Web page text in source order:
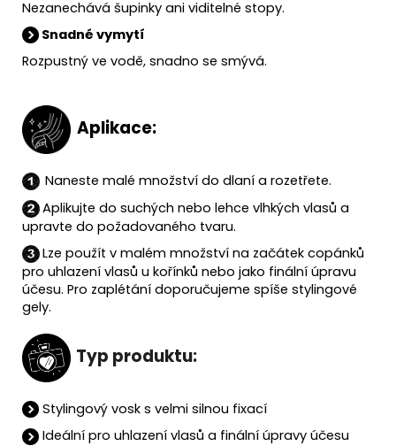
Nezanechává šupinky ani viditelné stopy.
Snadné vymytí
Rozpustný ve vodě, snadno se smývá.
Aplikace:
Naneste malé množství do dlaní a rozetřete.
Aplikujte do suchých nebo lehce vlhkých vlasů a
upravte do požadovaného tvaru.
Lze použít v malém množství na začátek copánků
pro uhlazení vlasů u kořínků nebo jako finální úpravu
účesu. Pro zaplétání doporučujeme spíše stylingové
gely.
Typ produktu:
Stylingový vosk s velmi silnou fixací
Ideální pro uhlazení vlasů a finální úpravy účesu